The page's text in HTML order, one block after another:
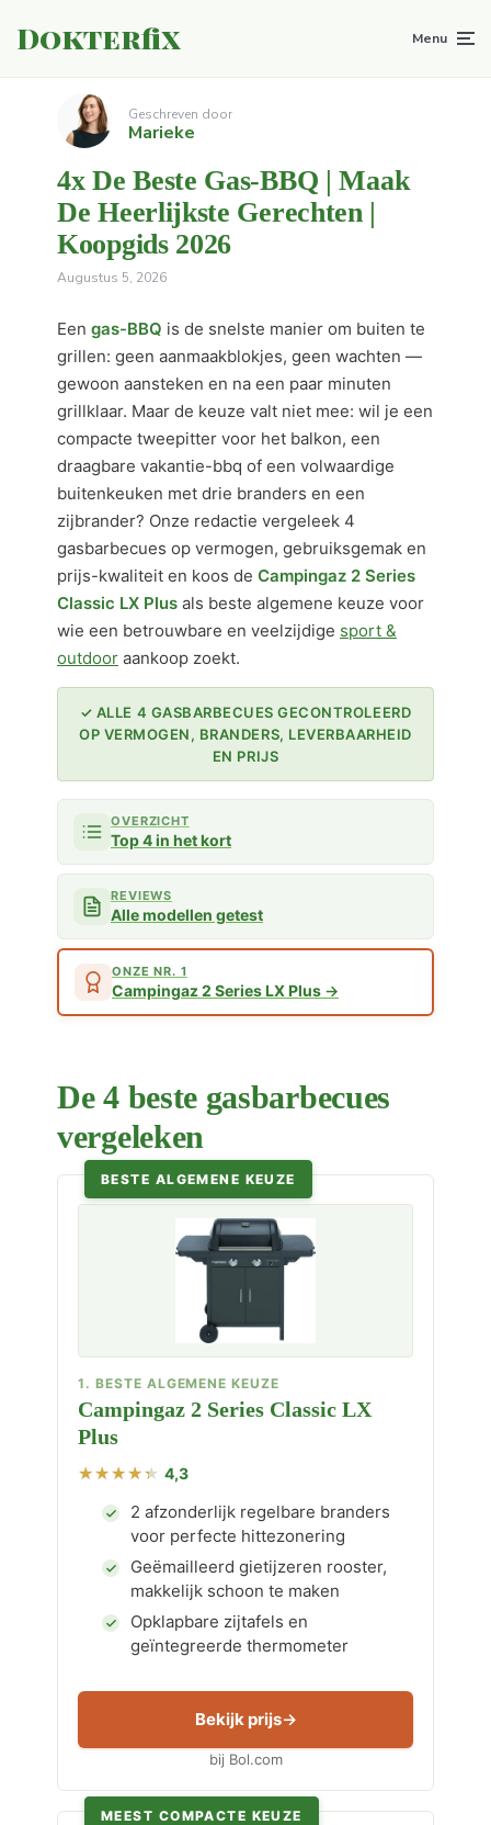
Dokterfix Menu
Geschreven door
Marieke
4x De Beste Gas-BBQ | Maak
De Heerlijkste Gerechten |
Koopgids 2026
Augustus 5, 2026
Een gas-BBQ is de snelste manier om buiten te
grillen: geen aanmaakblokjes, geen wachten —
gewoon aansteken en na een paar minuten
grillklaar. Maar de keuze valt niet mee: wil je een
compacte tweepitter voor het balkon, een
draagbare vakantie-bbq of een volwaardige
buitenkeuken met drie branders en een
zijbrander? Onze redactie vergeleek 4
gasbarbecues op vermogen, gebruiksgemak en
prijs-kwaliteit en koos de Campingaz 2 Series
Classic LX Plus als beste algemene keuze voor
wie een betrouwbare en veelzijdige sport &
outdoor aankoop zoekt.
✓ ALLE 4 GASBARBECUES GECONTROLEERD
OP VERMOGEN, BRANDERS, LEVERBAARHEID
EN PRIJS
OVERZICHT
Top 4 in het kort
REVIEWS
Alle modellen getest
ONZE NR. 1
Campingaz 2 Series LX Plus
De 4 beste gasbarbecues
vergeleken
BESTE ALGEMENE KEUZE
1. BESTE ALGEMENE KEUZE
Campingaz 2 Series Classic LX
Plus
4,3
2 afzonderlijk regelbare branders
voor perfecte hittezonering
Geëmailleerd gietijzeren rooster,
makkelijk schoon te maken
Opklapbare zijtafels en
geïntegreerde thermometer
Bekijk prijs
bij Bol.com
MEEST COMPACTE KEUZE